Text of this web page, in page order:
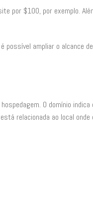
por $100, por exemplo.
ampliar o alcance
O domínio indica
relacionada ao local